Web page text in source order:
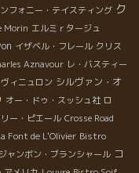
フォニー・テイスティング ク
Morin エルミｒタージュ
イザベル・フレール クリス
Aznavour レ・バスティー
ィニュロン シルヴァン・オ
オー・ドゥ・スッシュ社 ロ
ー・ピエール Crosse Road
Font de L'Olivier Bistro
ャンボン・ブランシャール コ